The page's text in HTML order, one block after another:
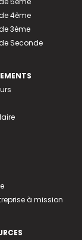
4ème
3ème
Seconde
à mission